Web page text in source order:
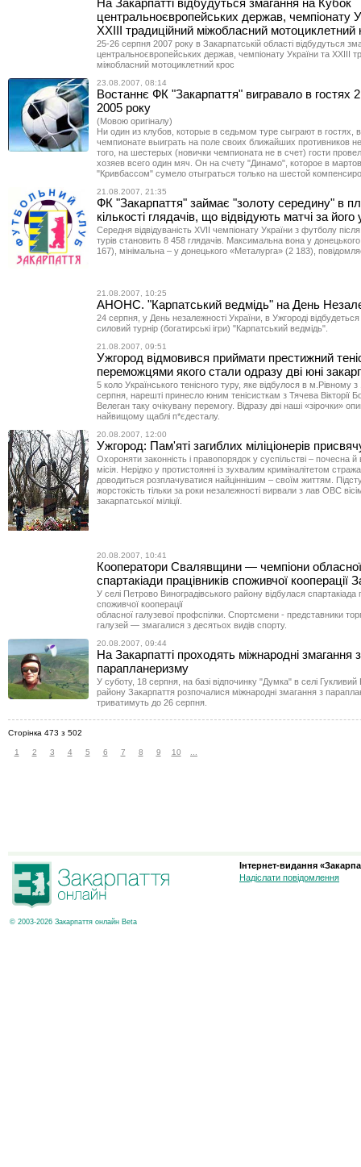
На Закарпатті відбудуться змагання на Кубок
центральноєвропейських держав, чемпіонату
ХХІІІ традиційний міжобласний мотоциклетний
25-26 серпня 2007 року в Закарпатській області відбудуться
центральноєвропейських держав, чемпіонату України та ХХІІІ
міжобласний мотоциклетний крос
23.08.2007, 08:14
Востаннє ФК "Закарпаття" вигравало в гостях
2005 року
(Мовою оригіналу)
Ни один из клубов, которые в седьмом туре сыграют в
чемпионате выиграть на поле своих ближайших противников
того, на шестерых (новички чемпионата не в счет) гости
хозяев всего один мяч. Он на счету "Динамо", которое в
"Кривбассом" сумело отыграться только на шестой
21.08.2007, 21:35
ФК "Закарпаття" займає "золоту середину" в
кількості глядачів, що відвідують матчі за
Середня відвідуваність ХVII чемпіонату України з футболу
турів становить 8 458 глядачів. Максимальна вона у
167), мінімальна – у донецького «Металурга» (2 183),
21.08.2007, 10:25
АНОНС. "Карпатський ведмідь" на День
24 серпня, у День незалежності України, в Ужгороді
силовий турнір (богатирські ігри) "Карпатський ведмідь".
21.08.2007, 09:51
Ужгород відмовився приймати престижний
переможцями якого стали одразу дві юні
5 коло Українського тенісного туру, яке відбулося в м.Рівному
серпня, нарешті принесло юним тенісисткам з Тячева Вікторії
Велеган таку очікувану перемогу. Відразу дві наші «зірочки»
найвищому щаблі п*єдесталу.
20.08.2007, 12:00
Ужгород: Пам'яті загиблих міліціонерів
Охороняти законність і правопорядок у суспільстві – почесна й
місія. Нерідко у протистоянні із зухвалим криміналітетом
доводиться розплачуватися найціннішим – своїм життям.
жорстокість тільки за роки незалежності вирвали з лав ОВС вісім
закарпатської міліції.
20.08.2007, 10:41
Кооператори Свалявщини — чемпіони обласної
спартакіади працівників споживчої кооперації
У селі Петрово Виноградівського району відбулася спартакіада
споживчої кооперації
обласної галузевої профспілки. Спортсмени - представники
галузей — змагалися з десятьох видів спорту.
20.08.2007, 09:44
На Закарпатті проходять міжнародні змагання з
парапланеризму
У суботу, 18 серпня, на базі відпочинку "Думка" в селі Гукливий
району Закарпаття розпочалися міжнародні змагання з
триватимуть до 26 серпня.
Сторінка 473 з 502
1 2 3 4 5 6 7 8 9 10 ...
© 2003-2026 Закарпаття онлайн Beta
Інтернет-видання
Надіслати повідомлення